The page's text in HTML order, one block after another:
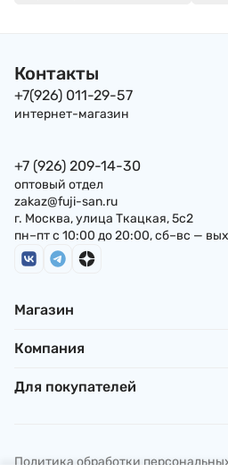
Контакты
+7(926) 011-29-57
интернет-магазин
+7 (926) 209-14-30
оптовый отдел
zakaz@fuji-san.ru
г. Москва, улица Ткацкая, 5с2
пн–пт с 10:00 до 20:00, сб–вс —
Магазин
Компания
Для покупателей
Политика обработки